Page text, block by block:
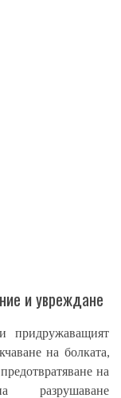
и увреждане
придружаващият
на болката,
на
разрушаване